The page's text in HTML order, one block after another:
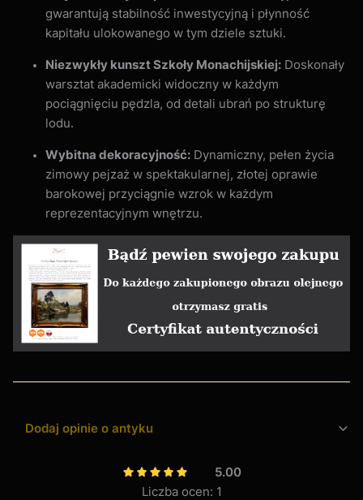
gwarantują stabilność inwestycyjną i płynność
kapitału ulokowanego w tym dziele sztuki.
Niezwykły kunszt Szkoły Monachijskiej: Doskonały
warsztat akademicki widoczny w każdym
pociągnięciu pędzla, od detali ubrań po strukturę
lodu.
Wybitna dekoracyjność: Dynamiczny, pełen życia
zimowy pejzaż w spektakularnej, złotej oprawie
barokowej przyciągnie wzrok w każdym
reprezentacyjnym wnętrzu.
Dodaj opinie o antyku
5.00
Liczba ocen: 1